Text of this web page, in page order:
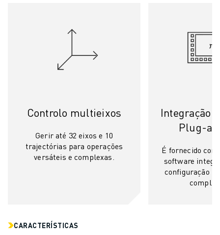
ATENDIMENTO AO CLIENTE
CAMPO & MANUTENÇÃO
SUPORTE TÉCNICO REMOTO
FERRAMENTAS DIGITAIS DE SERVIÇO
CENTRO DE DOWNLOADS » MYFANUC
FORMAÇÃO & EDUCAÇÃO
FANUC ACADEMY
NOTÍCIAS
Controlo multieixos
Gerir até 32 eixos e 10
trajectórias para operações
versáteis e complexas.
Integração
Plug-
É fornecido
software
configuração
CARACTERÍSTICAS